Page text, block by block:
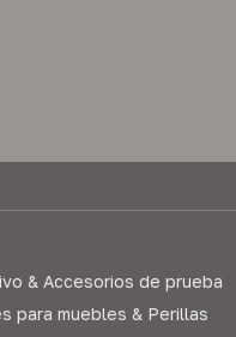
& Accesorios de prueba
para muebles & Perillas